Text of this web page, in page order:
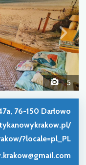
5
76-150 Darłowo
?locale=pl_PL